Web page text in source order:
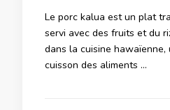
Le porc kalua est un plat
servi avec des fruits et du
dans la cuisine hawaïenne,
cuisson des aliments …